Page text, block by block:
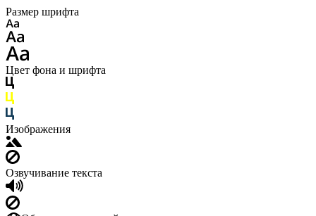
Размер шрифта
Цвет фона и шрифта
Изображения
Озвучивание текста